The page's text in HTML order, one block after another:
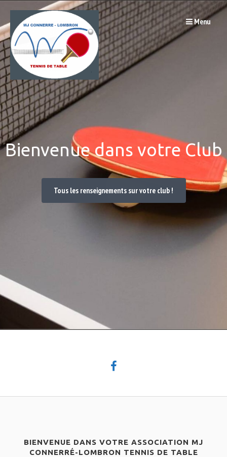
Passer
au
contenu
Menu
Bienvenue dans votre Club
Tous les renseignements sur votre club !
BIENVENUE DANS VOTRE ASSOCIATION MJ
CONNERRÉ-LOMBRON TENNIS DE TABLE